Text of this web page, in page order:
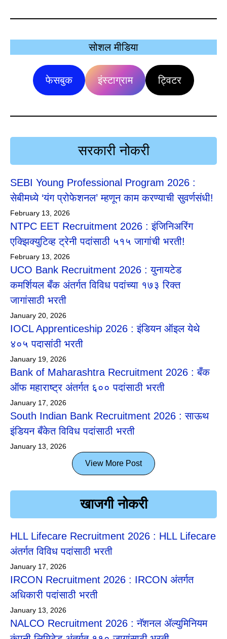
सोशल मीडिया
फेसबुक इंस्टाग्राम ट्विटर
सरकारी नोकरी
SEBI Young Professional Program 2026 :
सेबीमध्ये ‘यंग प्रोफेशनल’ म्हणून काम करण्याची सुवर्णसंधी!
February 13, 2026
NTPC EET Recruitment 2026 : इंजिनिअरिंग
एक्झिक्युटिव्ह ट्रेनी पदांसाठी ५१५ जागांची भरती!
February 13, 2026
UCO Bank Recruitment 2026 : युनायटेड
कमर्शियल बँक अंतर्गत विविध पदांच्या १७३ रिक्त
जागांसाठी भरती
January 20, 2026
IOCL Apprenticeship 2026 : इंडियन ऑइल येथे
४०५ पदासांठी भरती
January 19, 2026
Bank of Maharashtra Recruitment 2026 : बँक
ऑफ महाराष्ट्र अंतर्गत ६०० पदांसाठी भरती
January 17, 2026
South Indian Bank Recruitment 2026 : साऊथ
इंडियन बँकेत विविध पदांसाठी भरती
January 13, 2026
View More Post
खाजगी नोकरी
HLL Lifecare Recruitment 2026 : HLL Lifecare
अंतर्गत विविध पदांसाठी भरती
January 17, 2026
IRCON Recruitment 2026 : IRCON अंतर्गत
अधिकारी पदांसाठी भरती
January 13, 2026
NALCO Recruitment 2026 : नॅशनल ॲल्युमिनियम